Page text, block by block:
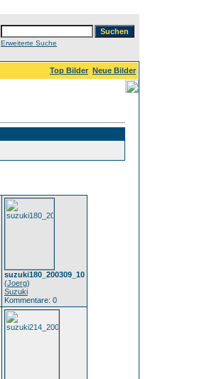
Erweiterte Suche
Top Bilder Neue Bilder
suzuki180_200309_10
(Joerg)
Suzuki
Kommentare: 0